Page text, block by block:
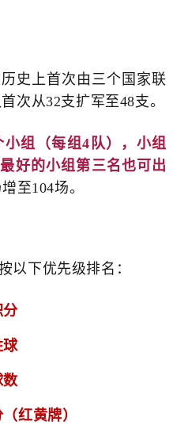
史上首次由三个国家联
次从32支扩军至48支。
组（每组4队）， 小组
好的小组第三名也可出
至104场。
以下优先级排名：
分
球
数
红黄牌）